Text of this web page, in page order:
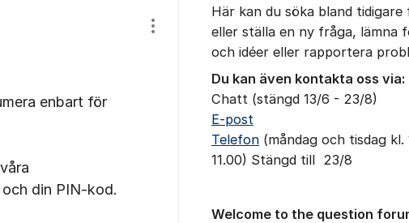
Visa/dölj inställningar för inlägg/kommentar
enbart för
din PIN-kod.
Här kan du söka bland
eller ställa en ny fråga, lämna
och idéer eller rapportera
Du kan även kontakta oss via:
Chatt (stängd 13/6 - 23/8)
E-post
Telefon (måndag och tisdag kl.
11.00) Stängd till 23/8
Welcome to the question